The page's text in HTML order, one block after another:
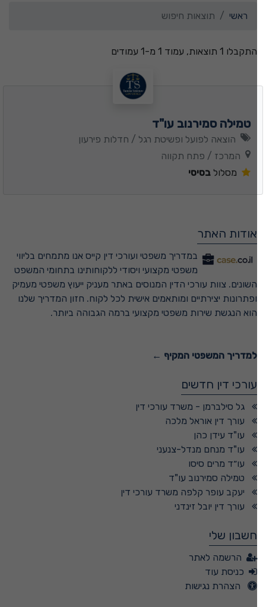
ראשי תוצאות חיפוש
התקבלו 1 תוצאות, עמוד 1 מ-1 עמודים
טמילה סמירנוב עו"ד
הוצאה לפועל ופשיטת רגל / חדלות פירעון
המרכז / פתח תקווה
מסלולבסיסי
אודות האתר
במדריך משפטי ועורכי דין קייס אנו מתמחים בליווי
משפטי מקצועי ויסודי ללקוחותינו בתחומי המשפט
השונים. צוות עורכי הדין המנוסים באתר מעניק ייעוץ משפטי מעמיק
ופתרונות יצירתיים ומותאמים אישית לכל לקוח. חזון המדריך שלנו
הוא הנגשת שירות משפטי מקצועי ברמה הגבוהה ביותר.
למדריך המשפטי המקיף ←
עורכי דין חדשים
גל סילברמן - משרד עורכי דין
עורך דין אוראל מלכה
עו"ד עידן כהן
עו"ד מנחם מנדל-צנעני
עו״ד מרים סיסו
טמילה סמירנוב עו"ד
יעקב עופר קלפה משרד עורכי דין
עורך דין יובל זינדני
חשבון שלי
הרשמה לאתר
כניסת עוד
הצהרת נגישות